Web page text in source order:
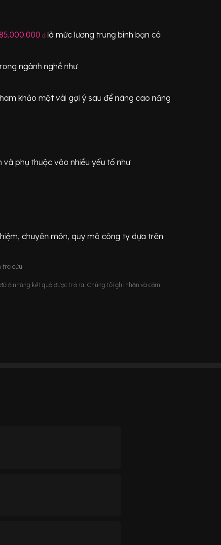
đlà mức lương trung bình bạn có
ngành nghề như
khảo một vài gợi ý sau để nâng cao năng
và phụ thuộc vào nhiều yếu tố như
chuyên môn, quy mô công ty dựa trên
tra cứu.
ở những kết quả được trả ra. Chúng tôi ghi nhận và cảm